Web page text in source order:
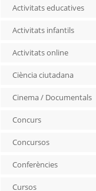
Activitats educatives
Activitats infantils
Activitats online
Ciència ciutadana
Cinema / Documentals
Concurs
Concursos
Conferències
Cursos